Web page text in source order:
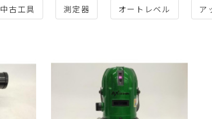
中古工具 測定器 オートレベル ア